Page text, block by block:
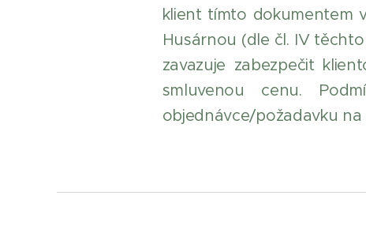
klient tímto dokumentem
Husárnou (dle čl. IV
zavazuje zabezpečit
smluvenou cenu.
objednávce/požadavku